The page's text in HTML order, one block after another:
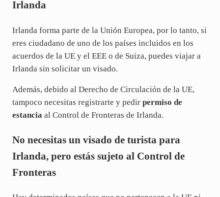
Irlanda
Irlanda forma parte de la Unión Europea, por lo tanto, si
eres ciudadano de uno de los países incluidos en los
acuerdos de la UE y el EEE o de Suiza, puedes viajar a
Irlanda sin solicitar un visado.
Además, debido al Derecho de Circulación de la UE,
tampoco necesitas registrarte y pedir permiso de
estancia al Control de Fronteras de Irlanda.
No necesitas un visado de turista para
Irlanda, pero estás sujeto al Control de
Fronteras